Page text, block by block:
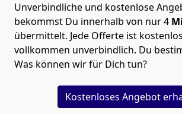
Unverbindliche und kostenlose
bekommst Du innerhalb von nur4
übermittelt. Jede Offerte ist
vollkommen unverbindlich. Du
Was können wir für Dich tun?
Kostenloses Angebot